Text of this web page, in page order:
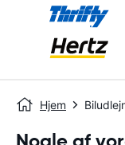
Hjem